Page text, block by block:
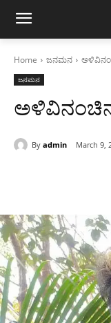
Home ಜನಮನ
ಜನಮನ
By admin March 9,